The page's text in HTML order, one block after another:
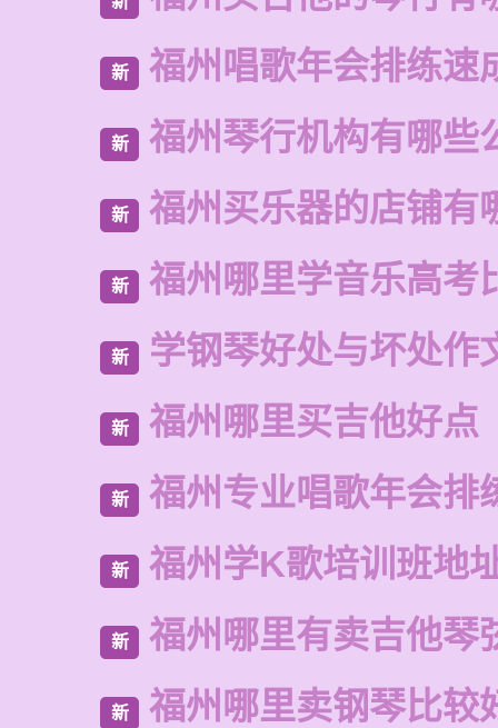
新 福州唱歌年会排练速
新 福州琴行机构有哪些
新 福州买乐器的店铺有
新 福州哪里学音乐高考
新 学钢琴好处与坏处作
新 福州哪里买吉他好点
新 福州专业唱歌年会排
新 福州学K歌培训班地
新 福州哪里有卖吉他琴
新 福州哪里卖钢琴比较